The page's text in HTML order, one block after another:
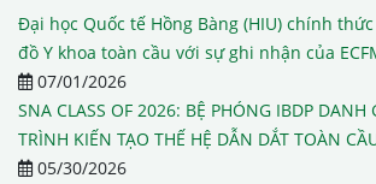
Đại học Quốc tế Hồng Bàng (HIU) chính
đồ Y khoa toàn cầu với sự ghi nhận của
07/01/2026
SNA CLASS OF 2026: BỆ PHÓNG IBDP DANH
TRÌNH KIẾN TẠO THẾ HỆ DẪN DẮT TOÀN
05/30/2026